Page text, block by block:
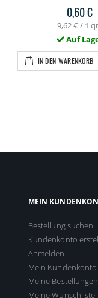
0,60 €
9,62 € / 1
Auf
IN DEN WARENKORB
MEIN
Bestellung suchen
Kundenkonto
Anmelden
Mein Kundenkonto
Meine Bestellungen
Meine Wunschliste